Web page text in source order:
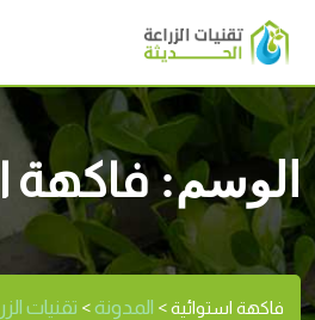
الوسم:فاكهة
فاكهة استوائية> المدونة> تقنيات